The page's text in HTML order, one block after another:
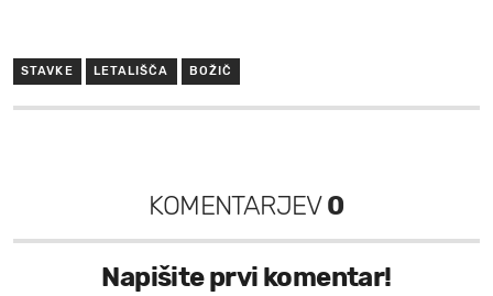
STAVKE LETALIŠČA BOŽIČ
KOMENTARJEV0
Napišite prvi komentar!